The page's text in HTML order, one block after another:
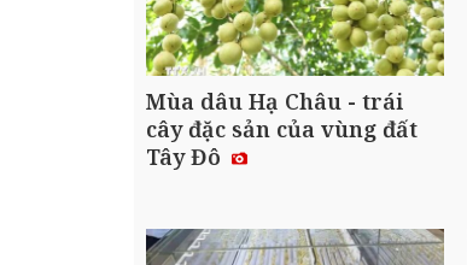
Mùa dâu Hạ Châu - trái
cây đặc sản của vùng đất
Tây Đô